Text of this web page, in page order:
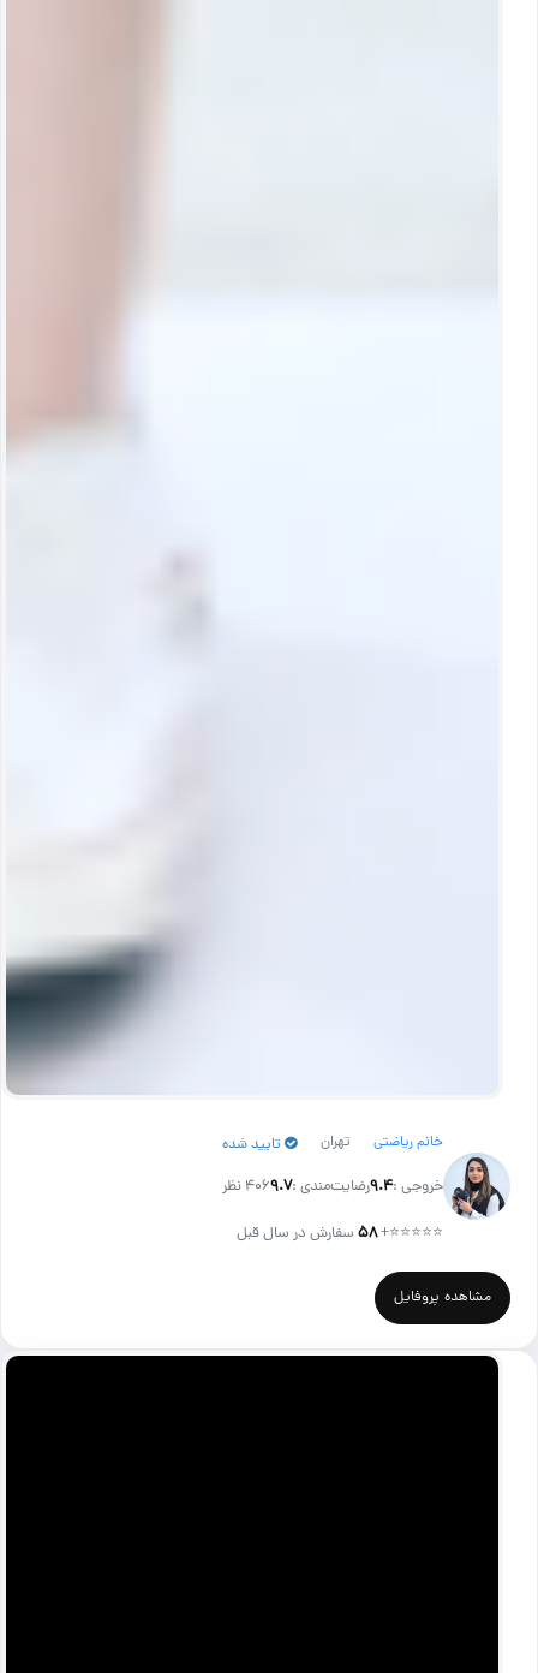
خانم ریاضتی تهران تایید شده
خروجی :۹.۴رضایت‌مندی :۹.۷406 نظر
⭐⭐⭐⭐⭐
+۵۸سفارش در سال قبل
مشاهده پروفایل